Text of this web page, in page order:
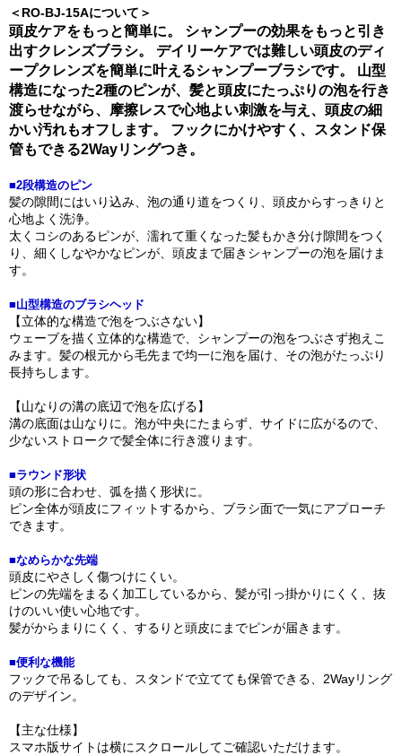
＜RO-BJ-15Aについて＞
頭皮ケアをもっと簡単に。 シャンプーの効果をもっと引き
出すクレンズブラシ。 デイリーケアでは難しい頭皮のディ
ープクレンズを簡単に叶えるシャンプーブラシです。 山型
構造になった2種のピンが、髪と頭皮にたっぷりの泡を行き
渡らせながら、摩擦レスで心地よい刺激を与え、頭皮の細
かい汚れもオフします。 フックにかけやすく、スタンド保
管もできる2Wayリングつき。
■2段構造のピン
髪の隙間にはいり込み、泡の通り道をつくり、頭皮からすっきりと
心地よく洗浄。
太くコシのあるピンが、濡れて重くなった髪もかき分け隙間をつく
り、細くしなやかなピンが、頭皮まで届きシャンプーの泡を届けま
す。
■山型構造のブラシヘッド
【立体的な構造で泡をつぶさない】
ウェーブを描く立体的な構造で、シャンプーの泡をつぶさず抱えこ
みます。髪の根元から毛先まで均一に泡を届け、その泡がたっぷり
長持ちします。
【山なりの溝の底辺で泡を広げる】
溝の底面は山なりに。泡が中央にたまらず、サイドに広がるので、
少ないストロークで髪全体に行き渡ります。
■ラウンド形状
頭の形に合わせ、弧を描く形状に。
ピン全体が頭皮にフィットするから、ブラシ面で一気にアプローチ
できます。
■なめらかな先端
頭皮にやさしく傷つけにくい。
ピンの先端をまるく加工しているから、髪が引っ掛かりにくく、抜
けのいい使い心地です。
髪がからまりにくく、するりと頭皮にまでピンが届きます。
■便利な機能
フックで吊るしても、スタンドで立てても保管できる、2Wayリング
のデザイン。
【主な仕様】
スマホ版サイトは横にスクロールしてご確認いただけます。